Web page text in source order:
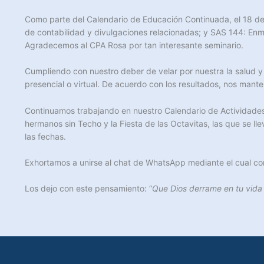
Como parte del Calendario de Educación Continuada, el 18
de contabilidad y divulgaciones relacionadas; y SAS 144:
Agradecemos al CPA Rosa por tan interesante seminario.
Cumpliendo con nuestro deber de velar por nuestra la salud
presencial o virtual. De acuerdo con los resultados, nos
Continuamos trabajando en nuestro Calendario de
hermanos sin Techo y la Fiesta de las Octavitas, las que se
las fechas.
Exhortamos a unirse al chat de WhatsApp mediante el cual
Los dejo con este pensamiento: “Que Dios derrame en tu